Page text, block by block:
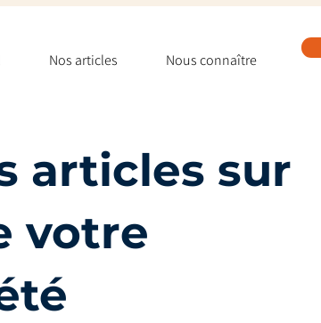
Nos articles Nous connaître
articles sur
votre